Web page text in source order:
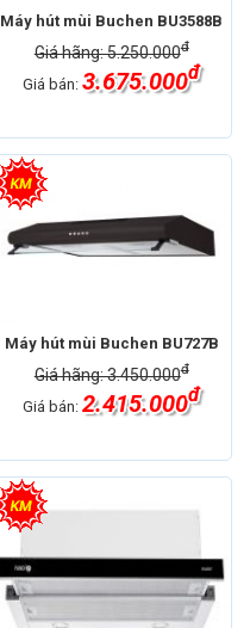
Máy hút mùi Buchen BU3588B
Giá hãng: 5.250.000đ
Giá bán:3.675.000đ
Máy hút mùi Buchen BU727B
Giá hãng: 3.450.000đ
Giá bán:2.415.000đ